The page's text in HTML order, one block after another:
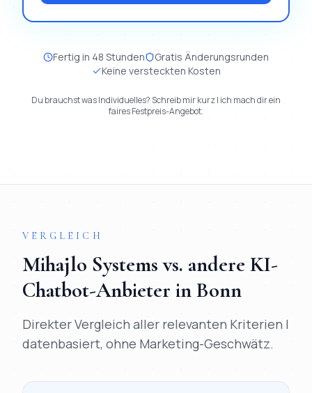
Fertig in 48 Stunden
Gratis Änderungsrunden
Keine versteckten Kosten
Du brauchst was Individuelles? Schreib mir kurz | ich mach dir ein
faires Festpreis-Angebot.
VERGLEICH
Mihajlo Systems vs. andere KI-
Chatbot-Anbieter inBonn
Direkter Vergleich aller relevanten Kriterien |
datenbasiert, ohne Marketing-Geschwätz.